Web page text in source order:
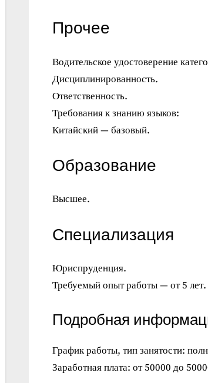
Прочее
Водительское удостоверение
Дисциплинированность.
Ответственность.
Требования к знанию языков:
Китайский — базовый.
Образование
Высшее.
Специализация
Юриспруденция.
Требуемый опыт работы — от 5 лет.
Подробная
График работы, тип занятости:
Заработная плата: от 50000 до